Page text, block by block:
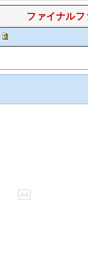
ファイナル